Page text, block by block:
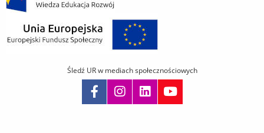
Śledź UR w mediach społecznościowych